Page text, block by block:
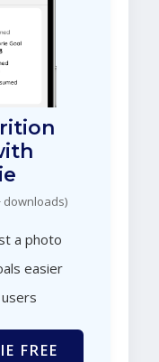
downloads)
a photo
easier
FREE